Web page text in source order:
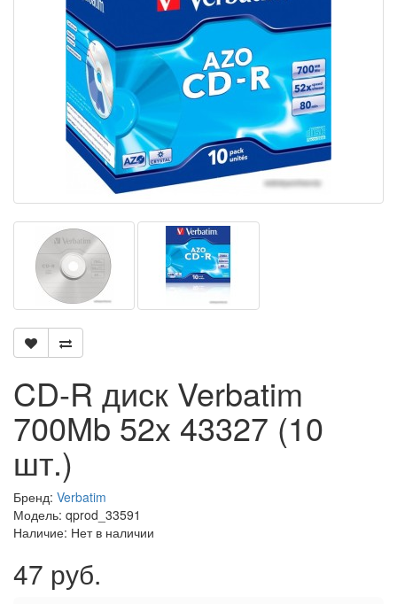
CD-R диск Verbatim
700Mb 52x 43327 (10
шт.)
Бренд: Verbatim
Модель: qprod_33591
Наличие: Нет в наличии
47 руб.